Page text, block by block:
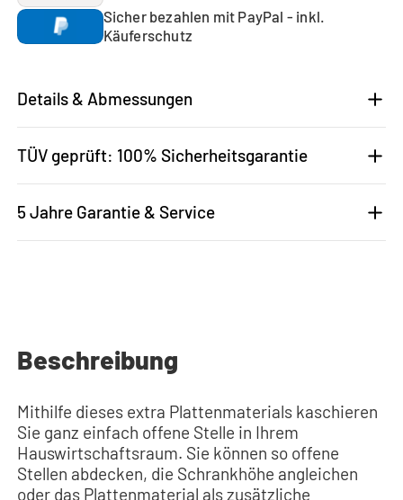
Sicher bezahlen mit PayPal - inkl.
Käuferschutz
Details & Abmessungen
TÜV geprüft: 100% Sicherheitsgarantie
5 Jahre Garantie & Service
Beschreibung
Mithilfe dieses extra Plattenmaterials kaschieren
Sie ganz einfach offene Stelle in Ihrem
Hauswirtschaftsraum. Sie können so offene
Stellen abdecken, die Schrankhöhe angleichen
oder das Plattenmaterial als zusätzliche